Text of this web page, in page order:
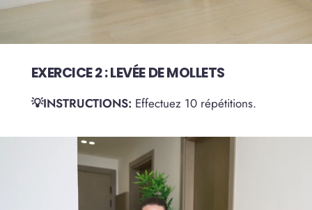
EXERCICE 2 : LEVÉE DE MOLLETS
💡INSTRUCTIONS: Effectuez 10 répétitions.